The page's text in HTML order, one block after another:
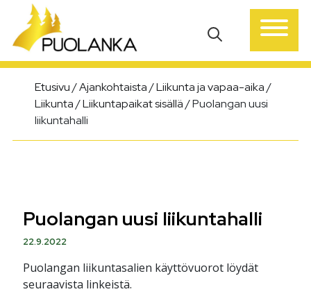
Päävalikko
Etusivu/Ajankohtaista/Liikunta ja vapaa-aika/
Liikunta/Liikuntapaikat sisällä/Puolangan uusi
liikuntahalli
Puolangan uusi liikuntahalli
22.9.2022
Puolangan liikuntasalien käyttövuorot löydät
seuraavista linkeistä.